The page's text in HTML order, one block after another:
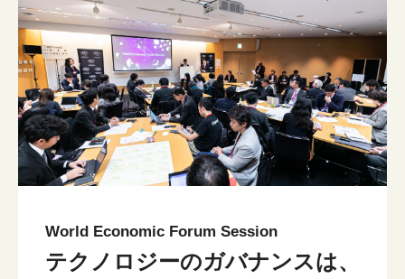
World Economic Forum Session
テクノロジーのガバナンスは、